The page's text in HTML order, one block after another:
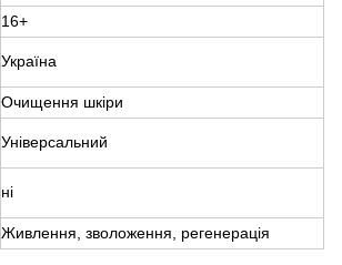
16+
Україна
Очищення шкіри
Універсальний
ні
Живлення, зволоження, регенерація